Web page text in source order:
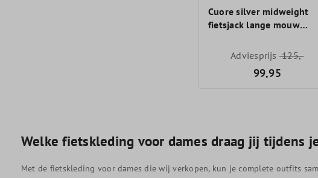
Cuore silver midweight
fietsjack lange mouw
Adviesprijs 125,-
99,95
Welke fietskleding voor dames draag jij tijdens
Met de fietskleding voor dames die wij verkopen, kun je complete outfits